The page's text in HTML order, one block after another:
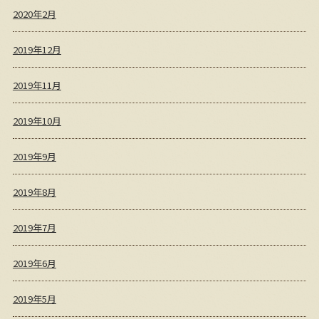
2020年2月
2019年12月
2019年11月
2019年10月
2019年9月
2019年8月
2019年7月
2019年6月
2019年5月